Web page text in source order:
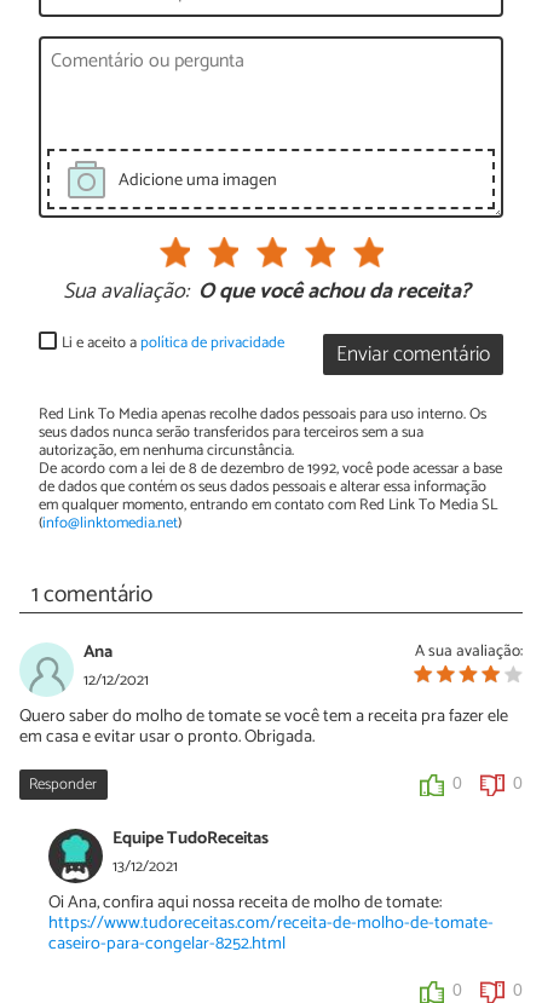
Adicione uma imagen
Sua avaliação: O que você achou da receita?
Enviar comentário
Li e aceito apolítica de privacidade
Red Link To Media apenas recolhe dados pessoais para uso interno. Os
seus dados nunca serão transferidos para terceiros sem a sua
autorização, em nenhuma circunstância.
De acordo com a lei de 8 de dezembro de 1992, você pode acessar a base
de dados que contém os seus dados pessoais e alterar essa informação
em qualquer momento, entrando em contato com Red Link To Media SL
(info@linktomedia.net)
1 comentário
A sua avaliação:
Ana
12/12/2021
Quero saber do molho de tomate se você tem a receita pra fazer ele
em casa e evitar usar o pronto. Obrigada.
Responder 0 0
Equipe TudoReceitas
13/12/2021
Oi Ana, confira aqui nossa receita de molho de tomate:
https://www.tudoreceitas.com/receita-de-molho-de-tomate-
caseiro-para-congelar-8252.html
0 0